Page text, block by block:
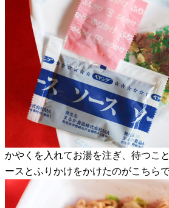
かやくを入れてお湯を注ぎ、待つこ
ースとふりかけをかけたのがこちらで